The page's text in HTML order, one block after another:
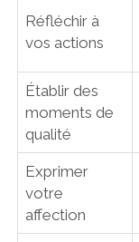
Réfléchir à
vos actions
Établir des
moments de
qualité
Exprimer
votre
affection